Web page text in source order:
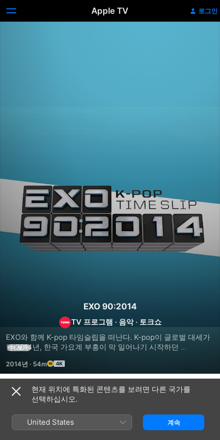
Apple TV 로그인
EXO 90:2014
TV 프로그램 · 음악 · 토크쇼
EXO와 함께 K-pop 타임슬립을 떠난다. K-pop이 글로벌 대세가
된 2014년, 한국 가요계 부흥이 막 일어나기 시작하던
재탄생시킨 90년대 노래와 뮤직비디오를 감상한다.
더 보기
2014년 · 54m
시즌 1
현재 위치에 특화된 콘텐츠를 보려면 다른 국가를
선택하십시오.
United States 계속